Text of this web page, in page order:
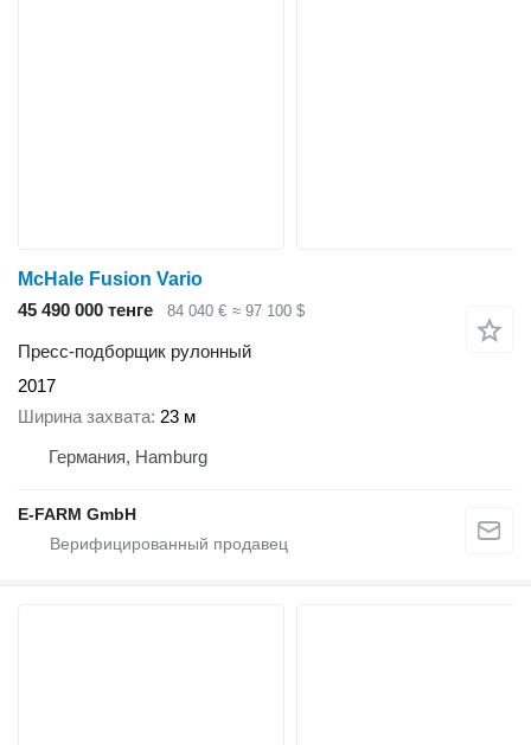
McHale Fusion Vario
45 490 000 тенге
84 040 € ≈ 97 100 $
Пресс-подборщик рулонный
2017
Ширина захвата 23 м
Германия, Hamburg
E-FARM GmbH